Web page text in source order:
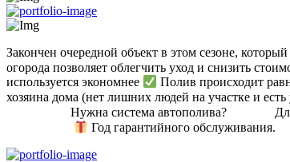
Закончен очередной объект в этом сезоне,
огорода позволяет облегчить уход и снизить
используется экономнее
Полив происходит
хозяина дома (нет лишних людей на участке и
⠀⠀ ⠀⠀⠀⠀ Нужна система автополива? ⠀⠀ ⠀⠀ Для
Год гарантийного